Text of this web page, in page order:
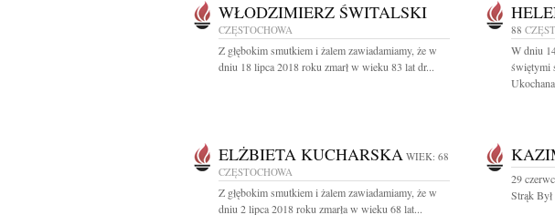
WŁODZIMIERZ ŚWITALSKI
CZĘSTOCHOWA
Z głębokim smutkiem i żalem zawiadamiamy, że w
dniu 18 lipca 2018 roku zmarł w wieku 83 lat dr...
88
W dniu
świętymi
ELŻBIETA KUCHARSKA WIEK: 68
CZĘSTOCHOWA
Z głębokim smutkiem i żalem zawiadamiamy, że w
dniu 2 lipca 2018 roku zmarła w wieku 68 lat...
29
Strąk